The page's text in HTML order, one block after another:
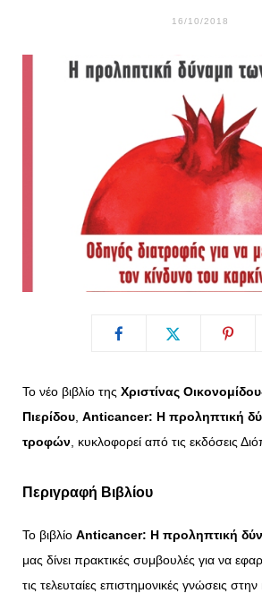
16/10/2018
Το νέο βιβλίο της Χριστίνας
Πιερίδου, Anticancer: Η προληπτική
τροφών, κυκλοφορεί από τις εκδόσεις
Περιγραφή Βιβλίου
Το βιβλίο Anticancer: Η προληπτική
μας δίνει πρακτικές συμβουλές για να
τις τελευταίες επιστημονικές γνώσεις